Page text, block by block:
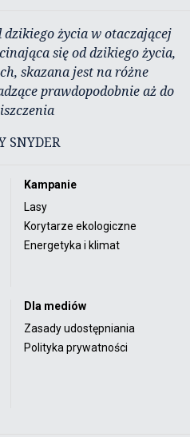
życia w otaczającej
się od dzikiego życia,
skazana jest na różne
prawdopodobnie aż do
SNYDER
Kampanie
Lasy
Korytarze ekologiczne
Energetyka i klimat
Dla mediów
Zasady udostępniania
Polityka prywatności